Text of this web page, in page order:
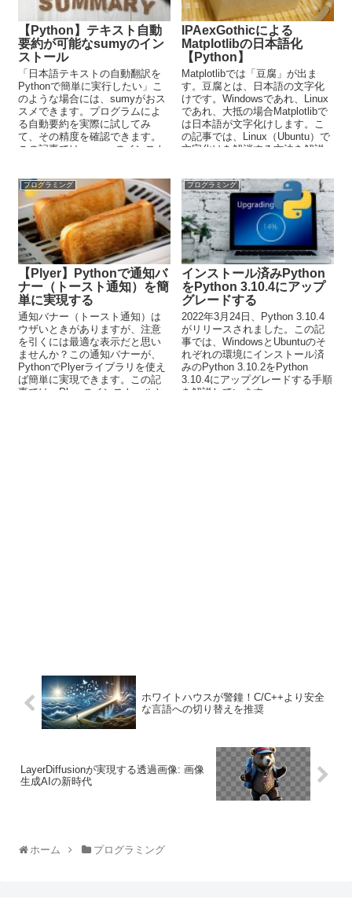
【Python】テキスト自動
要約が可能なsumyのイン
ストール
「日本語テキストの自動翻訳を
Pythonで簡単に実行したい」こ
のような場合には、sumyがおス
スメできます。プログラムによ
る自動要約を実際に試してみ
て、その精度を確認できます。
この記事では、sumyのインスト
IPAexGothicによる
Matplotlibの日本語化
【Python】
Matplotlibでは「豆腐」が出ま
す。豆腐とは、日本語の文字化
けです。Windowsであれ、Linux
であれ、大抵の場合Matplotlibで
は日本語が文字化けします。こ
の記事では、Linux（Ubuntu）で
文字化けを解消する方法を解説
プログラミング
【Plyer】Pythonで通知バ
ナー（トースト通知）を簡
単に実現する
通知バナー（トースト通知）は
ウザいときがありますが、注意
を引くには最適な表示だと思い
ませんか？この通知バナーが、
PythonでPlyerライブラリを使え
ば簡単に実現できます。この記
事では、Plyerのインストールと
プログラミング
インストール済みPython
をPython 3.10.4にアップ
グレードする
2022年3月24日、Python 3.10.4
がリリースされました。この記
事では、WindowsとUbuntuのそ
れぞれの環境にインストール済
みのPython 3.10.2をPython
3.10.4にアップグレードする手順
を解説しています。
ホワイトハウスが警鐘！C/C++より安全
な言語への切り替えを推奨
LayerDiffusionが実現する透過画像: 画像
生成AIの新時代
ホーム プログラミング